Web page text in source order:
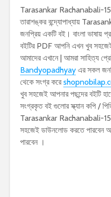
Tarasankar Rachanabali-15 |
তারাশঙ্কর বন্দ্যোপাধ্যায়
জনপ্রিয় একটি বই। বাংলা ভাষায়
বইটির PDF আপনি এখন খুব
আমাদের এখানে | আমরা সাহিত্য
Bandyopadhyay এর সকল
থেকে সংগ্র করে
খুব সহজেই আপনার পছন্দের বইটি
সংগ্রকৃত বই গুলোর স্ক্যান কপি /
Tarasankar Rachanabali-15 |
সহজেই ডাউনলোড করতে পারবেন
পারবেন ।